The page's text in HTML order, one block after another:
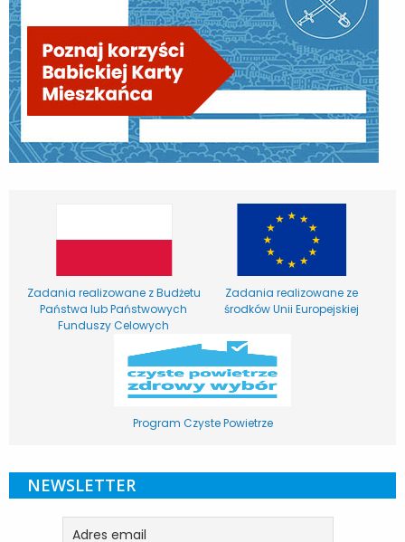
Zadania realizowane z Budżetu
Państwa lub Państwowych
Funduszy Celowych
Zadania realizowane ze
środków Unii Europejskiej
Program Czyste Powietrze
NEWSLETTER